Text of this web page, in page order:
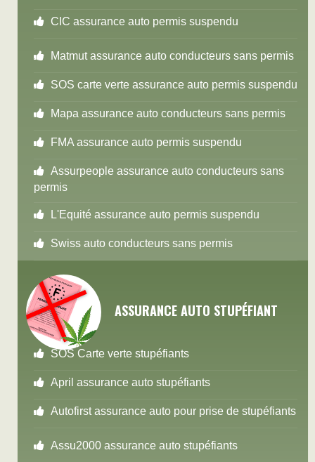
CIC assurance auto permis suspendu
Matmut assurance auto conducteurs sans permis
SOS carte verte assurance auto permis suspendu
Mapa assurance auto conducteurs sans permis
FMA assurance auto permis suspendu
Assurpeople assurance auto conducteurs sans
permis
L'Equité assurance auto permis suspendu
Swiss auto conducteurs sans permis
ASSURANCE AUTO STUPÉFIANT
SOS Carte verte stupéfiants
April assurance auto stupéfiants
Autofirst assurance auto pour prise de stupéfiants
Assu2000 assurance auto stupéfiants